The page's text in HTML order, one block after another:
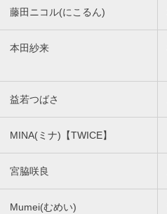
藤田ニコル(にこるん)
本田紗来
益若つばさ
MINA(ミナ)【TWICE】
宮脇咲良
Mumei(むめい)